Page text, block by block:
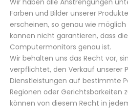
Wir haben alle Anstrengungen
Farben und Bilder unserer
erscheinen, so genau wie möglich
können nicht garantieren, dass
Computermonitors genau ist.
Wir behalten uns das Recht vor,
verpflichtet, den Verkauf unserer
Dienstleistungen auf bestimmte
Regionen oder Gerichtsbarkeiten
können von diesem Recht in